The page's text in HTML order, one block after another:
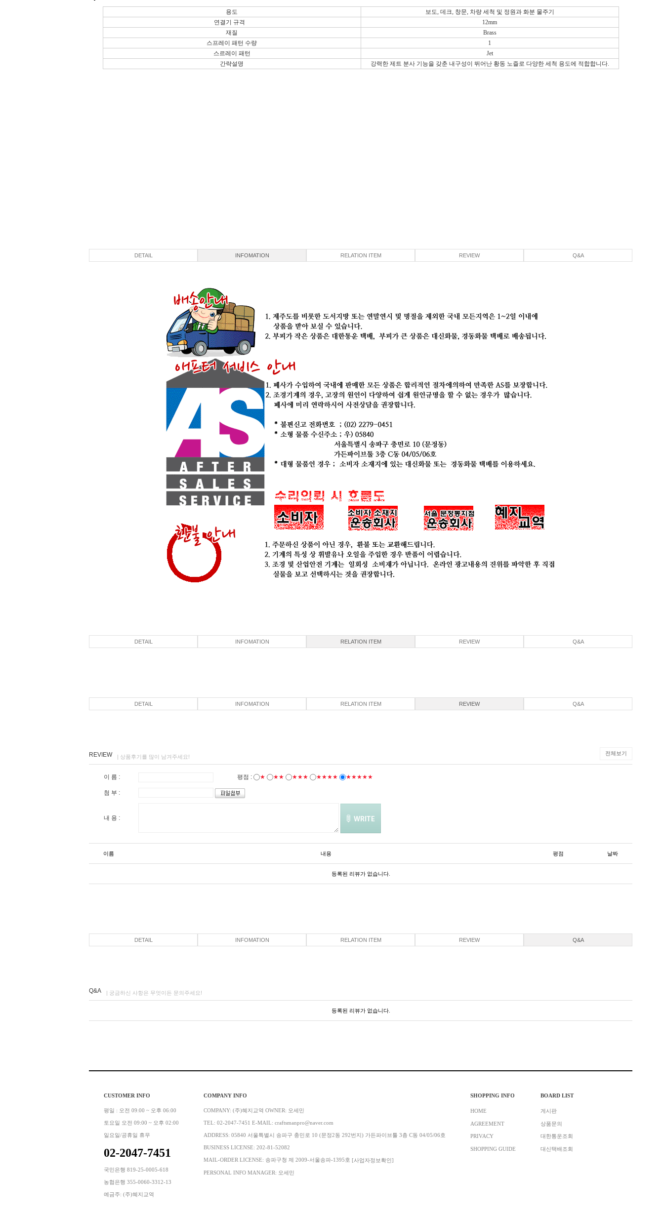
용도
보도, 데크, 창문, 차량 세척 및 정원과 화분 물주기
연결기 규격
12mm
재질
Brass
스프레이 패턴 수량
1
스르레이 패턴
Jet
간략설명
강력한 제트 분사 기능을 갖춘 내구성이 뛰어난 황동 노즐로 다양한 세척 용도에 적합합니다.
DETAIL INFOMATION RELATION ITEM REVIEW Q&A
DETAIL INFOMATION RELATION ITEM REVIEW Q&A
DETAIL INFOMATION RELATION ITEM REVIEW Q&A
REVIEW | 상품후기를 많이 남겨주세요!
전체보기
이 름 : 평점 : ★ ★★ ★★★ ★★★★ ★★★★★
첨 부 :
내 용 :
이름 내용 평점 날짜
등록된 리뷰가 없습니다.
DETAIL INFOMATION RELATION ITEM REVIEW Q&A
Q&A | 궁금하신 사항은 무엇이든 문의주세요!
등록된 리뷰가 없습니다.
CUSTOMER INFO
평일 : 오전 09:00 ~ 오후 06:00
토요일 오전 09:00 ~ 오후 02:00
일요일/공휴일 휴무
02-2047-7451
국민은행 819-25-0005-618
농협은행 355-0060-3312-13
예금주: (주)혜지교역
COMPANY INFO
COMPANY: (주)혜지교역 OWNER: 오세민
TEL: 02-2047-7451 E-MAIL: craftsmanpro@naver.com
ADDRESS: 05840 서울특별시 송파구 충민로 10 (문정2동 292번지) 가든파이브툴 3층 C동 04/05/06호
BUSINESS LICENSE: 202-81-52082
MAIL-ORDER LICENSE: 송파구청 제 2009-서울송파-1395호 [사업자정보확인]
PERSONAL INFO MANAGER: 오세민
SHOPPING INFO
HOME
AGREEMENT
PRIVACY
SHOPPING GUIDE
BOARD LIST
게시판
상품문의
대한통운조회
대신택배조회